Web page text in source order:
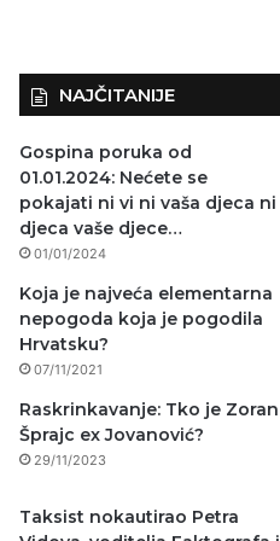
NAJČITANIJE
Gospina poruka od
01.01.2024: Nećete se
pokajati ni vi ni vaša djeca ni
djeca vaše djece…
01/01/2024
Koja je najveća elementarna
nepogoda koja je pogodila
Hrvatsku?
07/11/2021
Raskrinkavanje: Tko je Zoran
Šprajc ex Jovanović?
29/11/2023
Taksist nokautirao Petra